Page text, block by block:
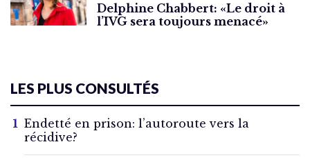
Delphine Chabbert: «Le droit à
l’IVG sera toujours menacé»
LES PLUS CONSULTÉS
Endetté en prison: l’autoroute vers la
récidive?